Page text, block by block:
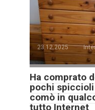
23.12.2025
Ha comprato
pochi
comò in
tutto Internet